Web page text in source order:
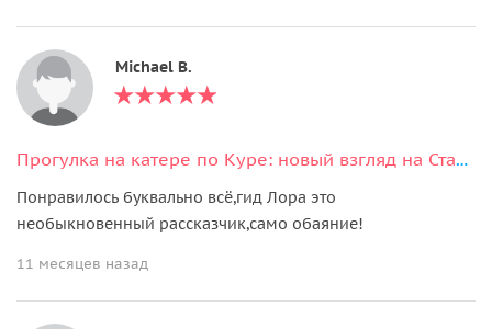
Michael B.
Прогулка на катере по Куре: новый взгляд на Старый город
Понравилось буквально всё,гид Лора это
необыкновенный рассказчик,само обаяние!
11 месяцев назад